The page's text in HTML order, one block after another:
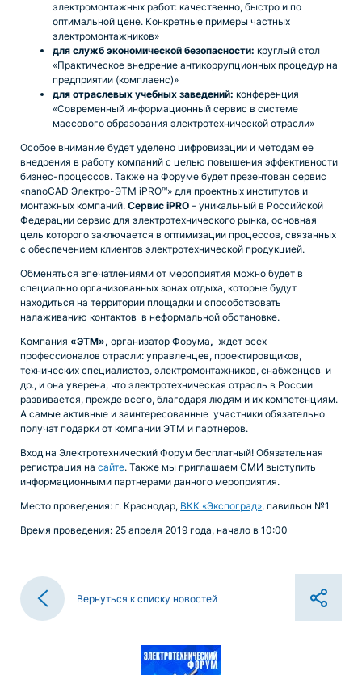
электромонтажных работ: качественно, быстро и по
оптимальной цене. Конкретные примеры частных
электромонтажников»
для служб экономической безопасности: круглый стол
«Практическое внедрение антикоррупционных процедур на
предприятии (комплаенс)»
для отраслевых учебных заведений: конференция
«Современный информационный сервис в системе
массового образования электротехнической отрасли»
Особое внимание будет уделено цифровизации и методам ее
внедрения в работу компаний с целью повышения эффективности
бизнес-процессов. Также на Форуме будет презентован сервис
«nanoCAD Электро-ЭТМ iPRO™» для проектных институтов и
монтажных компаний. Сервис iPRO – уникальный в Российской
Федерации сервис для электротехнического рынка, основная
цель которого заключается в оптимизации процессов, связанных
с обеспечением клиентов электротехнической продукцией.
Обменяться впечатлениями от мероприятия можно будет в
специально организованных зонах отдыха, которые будут
находиться на территории площадки и способствовать
налаживанию контактов в неформальной обстановке.
Компания «ЭТМ», организатор Форума, ждет всех
профессионалов отрасли: управленцев, проектировщиков,
технических специалистов, электромонтажников, снабженцев и
др., и она уверена, что электротехническая отрасль в России
развивается, прежде всего, благодаря людям и их компетенциям.
А самые активные и заинтересованные участники обязательно
получат подарки от компании ЭТМ и партнеров.
Вход на Электротехнический Форум бесплатный! Обязательная
регистрация на сайте. Также мы приглашаем СМИ выступить
информационными партнерами данного мероприятия.
Место проведения: г. Краснодар, ВКК «Экспоград», павильон №1
Время проведения: 25 апреля 2019 года, начало в 10:00
Вернуться к списку новостей